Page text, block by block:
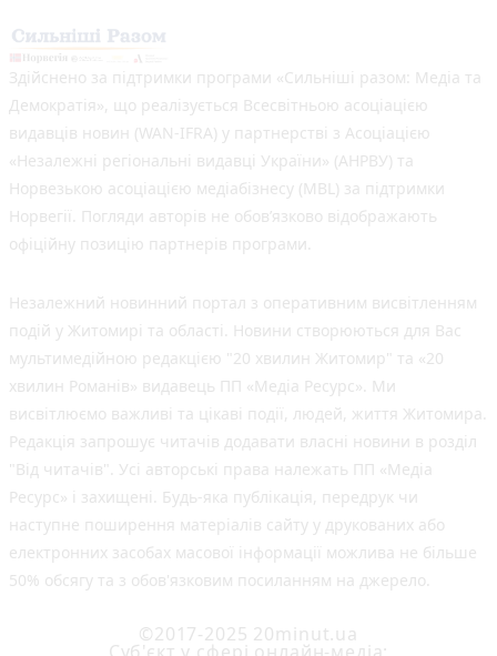
Здійснено за підтримки програми «Сильніші разом: Медіа та
Демократія», що реалізується Всесвітньою асоціацією
видавців новин (WAN-IFRA) у партнерстві з Асоціацією
«Незалежні регіональні видавці України» (АНРВУ) та
Норвезькою асоціацією медіабізнесу (MBL) за підтримки
Норвегії. Погляди авторів не обов’язково відображають
офіційну позицію партнерів програми.
Незалежний новинний портал з оперативним висвітленням
подій у Житомирі та області. Новини створюються для Вас
мультимедійною редакцією "20 хвилин Житомир" та «20
хвилин Романів» видавець ПП «Медіа Ресурс». Ми
висвітлюємо важливі та цікаві події, людей, життя Житомира.
Редакція запрошує читачів додавати власні новини в розділ
"Від читачів". Усі авторські права належать ПП «Медіа
Ресурс» і захищені. Будь-яка публiкацiя, передрук чи
наступне поширення матеріалів сайту у друкованих або
електронних засобах масової інформації можлива не більше
50% обсягу та з обов'язковим посиланням на джерело.
©2017-2025 20minut.ua